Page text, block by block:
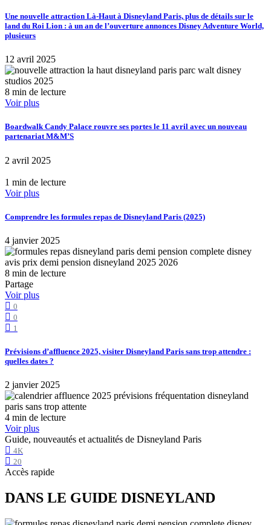
Une nouvelle attraction Là-Haut à Disneyland Paris, plus de détails sur le
land du Roi Lion : à un an de l’ouverture annonces Disney Adventure World,
plusieurs
12 avril 2025
8 min de lecture
Voir plus
Boardwalk Candy Palace rouvre ses portes le 11 avril avec un nouveau
partenariat M&M’S
2 avril 2025
1 min de lecture
Voir plus
Comprendre les formules repas de Disneyland Paris (2025)
4 janvier 2025
8 min de lecture
Partage
Voir plus
0
0
1
Prévisions d’affluence 2025, visiter Disneyland Paris sans trop attendre :
quelles dates ?
2 janvier 2025
4 min de lecture
Voir plus
Guide, nouveautés et actualités de Disneyland Paris
4K
20
Accès rapide
DANS LE GUIDE DISNEYLAND